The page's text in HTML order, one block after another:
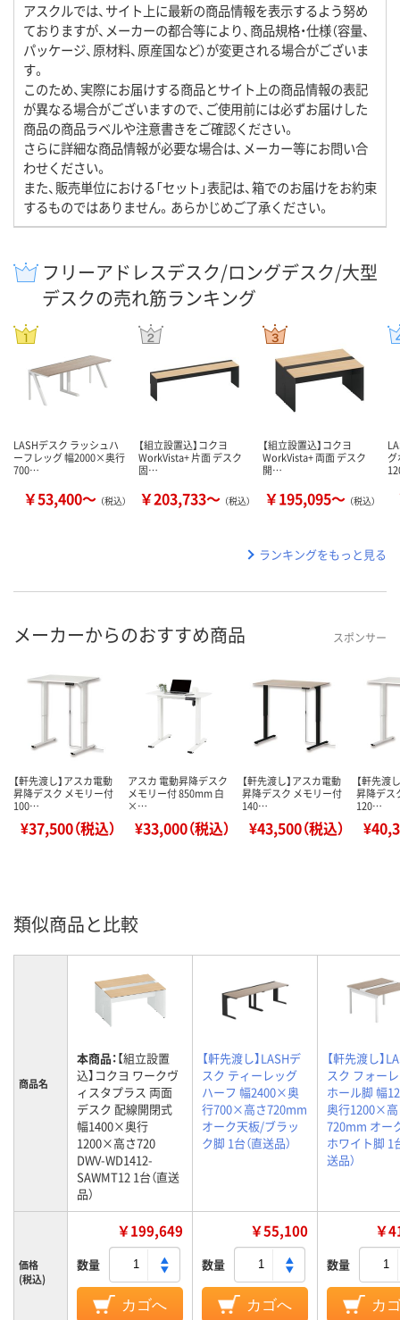
アスクルでは、サイト上に最新の商品情報を表示するよう努め
ておりますが、メーカーの都合等により、商品規格・仕様（容量、
パッケージ、原材料、原産国など）が変更される場合がございま
す。
このため、実際にお届けする商品とサイト上の商品情報の表記
が異なる場合がございますので、ご使用前には必ずお届けした
商品の商品ラベルや注意書きをご確認ください。
さらに詳細な商品情報が必要な場合は、メーカー等にお問い合
わせください。
また、販売単位における「セット」表記は、箱でのお届けをお約束
するものではありません。あらかじめご了承ください。
フリーアドレスデスク/ロングデスク/大型
デスクの売れ筋ランキング
LASHデスク ラッシュハ
ーフレッグ 幅2000×奥行
700…
￥53,400～ （税込）
【組立設置込】コクヨ
WorkVista+ 片面 デスク
固…
￥203,733～ （税込）
【組立設置込】コクヨ
WorkVista+ 両面 デスク
開…
￥195,095～ （税込）
ランキングをもっと見る
メーカーからのおすすめ商品 スポンサー
【軒先渡し】アスカ電動
昇降デスク メモリー付
100…
¥37,500（税込）
アスカ 電動昇降デスク
メモリー付 850mm 白
×…
¥33,000（税込）
【軒先渡し】アスカ電動
昇降デスク メモリー付
140…
¥43,500（税込）
【軒先渡
昇降デス
120…
類似商品と比較
商品名
本商品：【組立設置
込】コクヨ ワークヴ
ィスタプラス 両面
デスク 配線開閉式
幅1400×奥行
1200×高さ720
DWV-WD1412-
SAWMT12 1台（直送
品）
【軒先渡し】LASHデ
スク ティーレッグ
ハーフ 幅2400×奥
行700×高さ720mm
オーク天板/ブラッ
ク脚 1台（直送品）
【軒先渡し】
スク フォー
ホール脚 幅
奥行1200×
720mm オー
ホワイト脚 1
送品）
価格
(税込)
￥199,649
数量
カゴへ
￥55,100
数量
カゴへ
￥
数量
カ